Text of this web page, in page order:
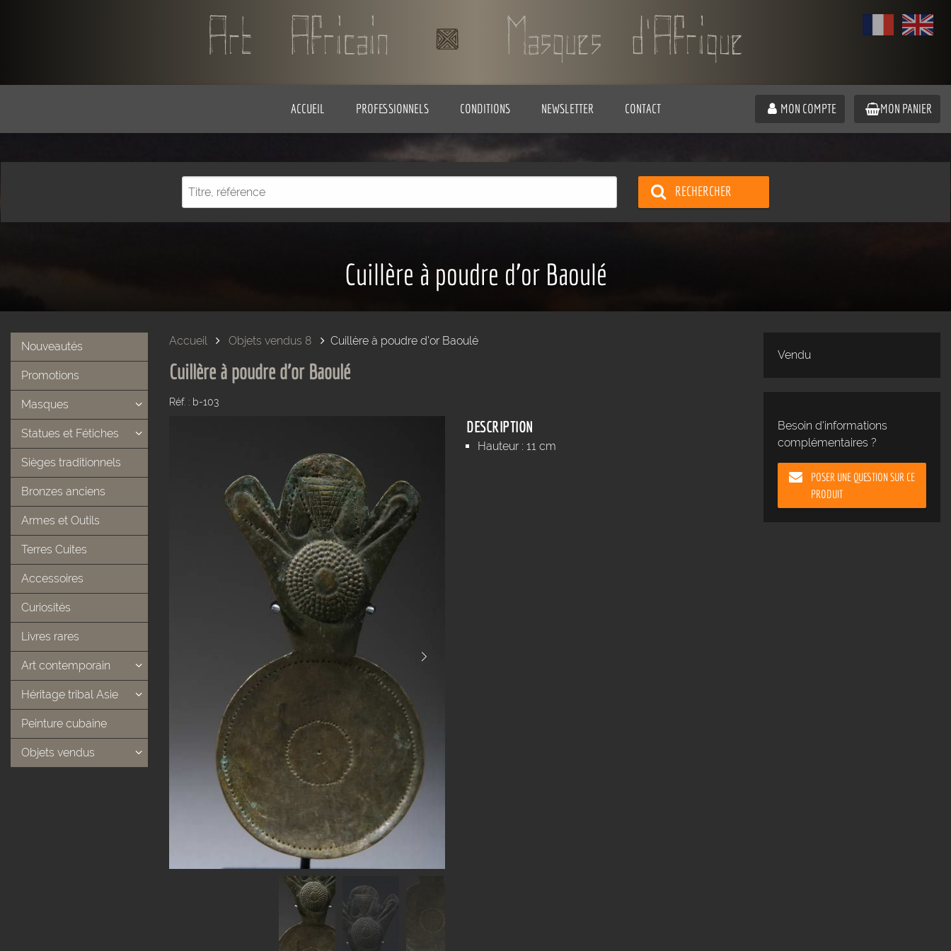
ACCUEIL PROFESSIONNELS CONDITIONS NEWSLETTER CONTACT MON COMPTE MON PANIER
RECHERCHER
Cuillère à poudre d'or Baoulé
Nouveautés
Promotions
Masques
Statues et Fétiches
Sièges traditionnels
Bronzes anciens
Armes et Outils
Terres Cuites
Accessoires
Curiosités
Livres rares
Art contemporain
Héritage tribal Asie
Peinture cubaine
Objets vendus
Accueil Objets vendus 8 Cuillère à poudre d'or Baoulé
Cuillère à poudre d'or Baoulé
Réf. : b-103
DESCRIPTION
Hauteur : 11 cm
Vendu
Besoin d'informations
complémentaires ?
POSER UNE QUESTION SUR CE
PRODUIT